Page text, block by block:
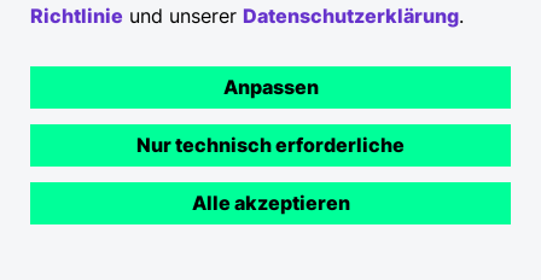
Richtlinie und unserer Datenschutzerklärung.
Anpassen
Nur technisch erforderliche
Alle akzeptieren